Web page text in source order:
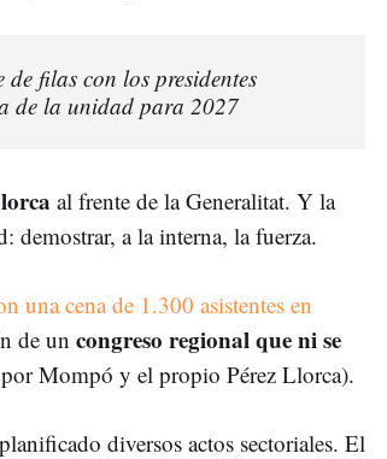
filas con los presidentes
de la unidad para 2027
al frente de la Generalitat. Y la
demostrar, a la interna, la fuerza.
una cena de 1.300 asistentes en
de un congreso regional que ni se
Mompó y el propio Pérez Llorca).
diversos actos sectoriales. El